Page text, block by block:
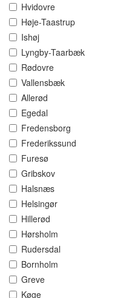
Hvidovre
Høje-Taastrup
Ishøj
Lyngby-Taarbæk
Rødovre
Vallensbæk
Allerød
Egedal
Fredensborg
Frederikssund
Furesø
Gribskov
Halsnæs
Helsingør
Hillerød
Hørsholm
Rudersdal
Bornholm
Greve
Køge